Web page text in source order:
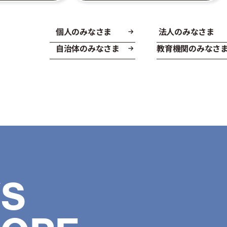
個人のみなさま
法人のみなさま
自治体のみなさま
教育機関のみなさ